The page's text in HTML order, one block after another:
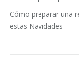
Cómo preparar una
estas Navidades